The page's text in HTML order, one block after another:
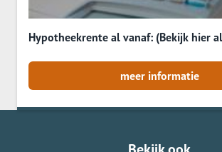
Hypotheekrente al vanaf: (Bekijk hier
meer informatie